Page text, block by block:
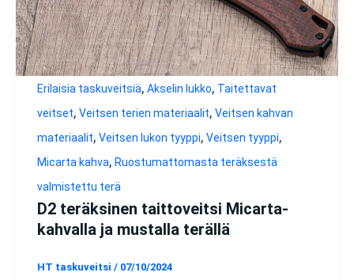
Erilaisia taskuveitsiä, Akselin lukko, Taitettavat
veitset, Veitsen terien materiaalit, Veitsen kahvan
materiaalit, Veitsen lukon tyyppi, Veitsen tyyppi,
Micarta kahva, Ruostumattomasta teräksestä
valmistettu terä
D2 teräksinen taittoveitsi Micarta-
kahvalla ja mustalla terällä
HT taskuveitsi / 07/10/2024